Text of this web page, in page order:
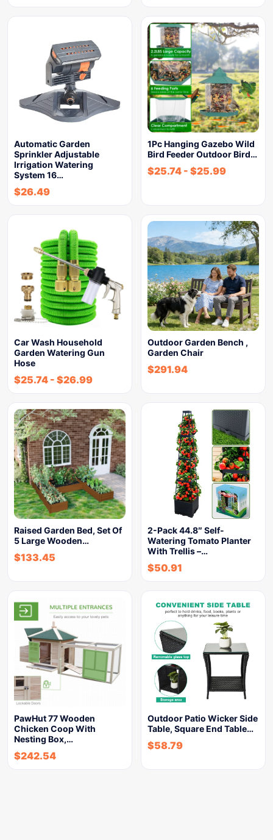
Automatic Garden
Sprinkler Adjustable
Irrigation Watering
System 16…
$26.49
1Pc Hanging Gazebo Wild
Bird Feeder Outdoor Bird…
$25.74 - $25.99
Car Wash Household
Garden Watering Gun
Hose
$25.74 - $26.99
Outdoor Garden Bench ,
Garden Chair
$291.94
Raised Garden Bed, Set Of
5 Large Wooden…
$133.45
2-Pack 44.8″ Self-
Watering Tomato Planter
With Trellis –…
$50.91
PawHut 77 Wooden
Chicken Coop With
Nesting Box,…
$242.54
Outdoor Patio Wicker Side
Table, Square End Table…
$58.79